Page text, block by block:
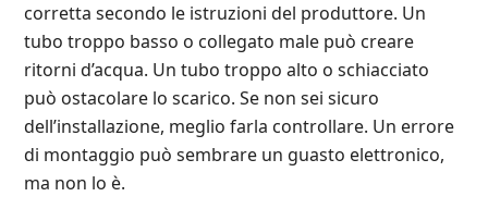
corretta secondo le istruzioni del produttore. Un
tubo troppo basso o collegato male può creare
ritorni d’acqua. Un tubo troppo alto o schiacciato
può ostacolare lo scarico. Se non sei sicuro
dell’installazione, meglio farla controllare. Un errore
di montaggio può sembrare un guasto elettronico,
ma non lo è.